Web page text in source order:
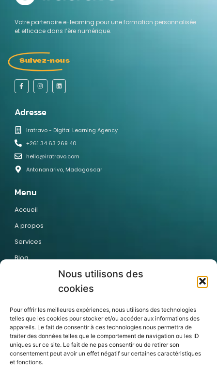
Nous utilisons des
cookies
Pour offrir les meilleures expériences, nous utilisons des technologies
telles que les cookies pour stocker et/ou accéder aux informations des
appareils. Le fait de consentir à ces technologies nous permettra de
traiter des données telles que le comportement de navigation ou les ID
uniques sur ce site. Le fait de ne pas consentir ou de retirer son
consentement peut avoir un effet négatif sur certaines caractéristiques
et fonctions.
Votre partenaire e-learning pour une formation personnalisée
et efficace dans l’ère numérique.
Suivez-nous
Adresse
Iratravo - Digital Learning Agency
+261 34 63 269 40
hello@iratravo.com
Antananarivo, Madagascar
Menu
Accueil
A propos
Services
Blog
Articles récents
Pourquoi vos
collaborateurs
Externaliser la